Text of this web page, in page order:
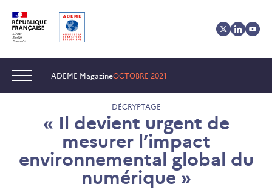
au
contenu
au
menu
des
cookies
Navigation :ADEME MagazineOCTOBRE 2021
DÉCRYPTAGE
« Il devient urgent de
mesurer l’impact
environnemental global du
numérique »